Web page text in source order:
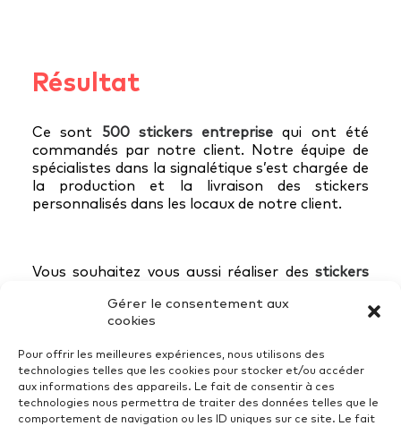
Gérer le consentement aux
cookies
Pour offrir les meilleures expériences, nous utilisons des
technologies telles que les cookies pour stocker et/ou accéder
aux informations des appareils. Le fait de consentir à ces
technologies nous permettra de traiter des données telles que le
comportement de navigation ou les ID uniques sur ce site. Le fait
Résultat
Ce sont 500 stickers entreprise qui ont été
commandés par notre client. Notre équipe de
spécialistes dans la signalétique s’est chargée de
la production et la livraison des stickers
personnalisés dans les locaux de notre client.
Vous souhaitez vous aussi réaliser des stickers
entreprise ? Consultez notrerubrique de
etcontactez-nous